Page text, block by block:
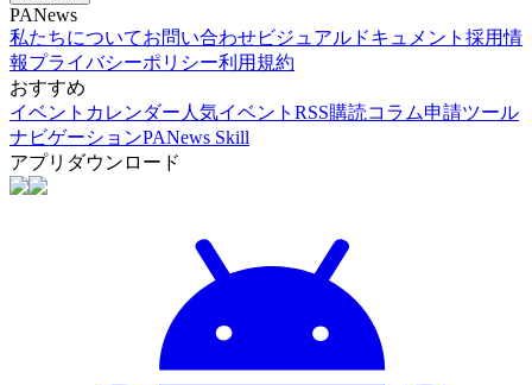
PANews
私たちについてお問い合わせビジュアルドキュメント 採用情
報プライバシーポリシー利用規約
おすすめ
イベントカレンダー 人気イベント RSS購読コラム申請ツール
ナビゲーションPANews Skill
アプリダウンロード